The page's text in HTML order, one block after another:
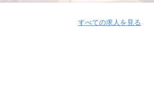
すべての求人を見る